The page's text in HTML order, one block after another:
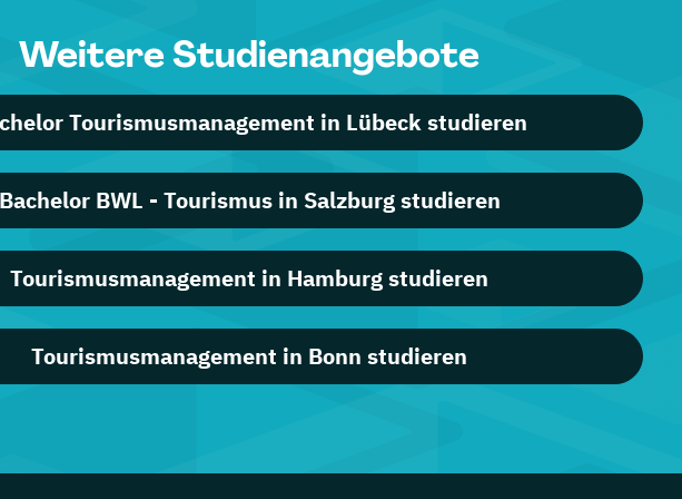
Weitere Studienangebote
Tourismusmanagement in Lübeck studieren
BWL - Tourismus in Salzburg studieren
Tourismusmanagement in Hamburg studieren
Tourismusmanagement in Bonn studieren